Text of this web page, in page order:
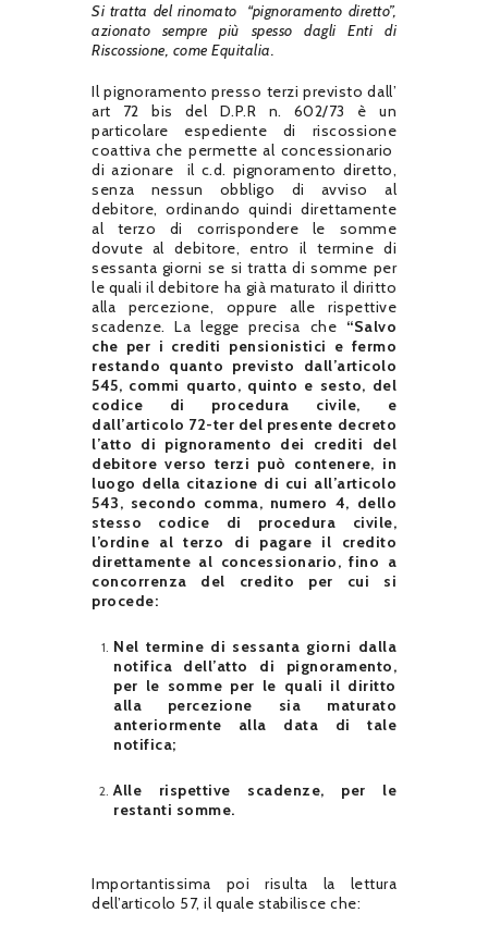
Si tratta del rinomato “pignoramento diretto”,
azionato sempre più spesso dagli Enti di
Riscossione, come Equitalia.
Il pignoramento presso terzi previsto dall’
art 72 bis del D.P.R n. 602/73 è un
particolare espediente di riscossione
coattiva che permette al concessionario
di azionare il c.d. pignoramento diretto,
senza nessun obbligo di avviso al
debitore, ordinando quindi direttamente
al terzo di corrispondere le somme
dovute al debitore, entro il termine di
sessanta giorni se si tratta di somme per
le quali il debitore ha già maturato il diritto
alla percezione, oppure alle rispettive
scadenze. La legge precisa che “Salvo
che per i crediti pensionistici e fermo
restando quanto previsto dall’articolo
545, commi quarto, quinto e sesto, del
codice di procedura civile, e
dall’articolo 72-ter del presente decreto
l’atto di pignoramento dei crediti del
debitore verso terzi può contenere, in
luogo della citazione di cui all’articolo
543, secondo comma, numero 4, dello
stesso codice di procedura civile,
l’ordine al terzo di pagare il credito
direttamente al concessionario, fino a
concorrenza del credito per cui si
procede:
Nel termine di sessanta giorni dalla
notifica dell’atto di pignoramento,
per le somme per le quali il diritto
alla percezione sia maturato
anteriormente alla data di tale
notifica;
Alle rispettive scadenze, per le
restanti somme.
Importantissima poi risulta la lettura
dell’articolo 57, il quale stabilisce che: